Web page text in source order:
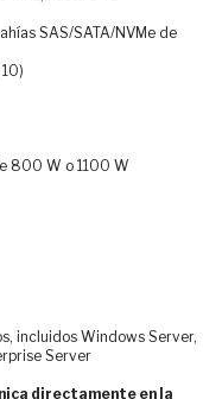
SAS/SATA/NVMe de
800 W o 1100 W
incluidos Windows Server,
Server
directamente en la